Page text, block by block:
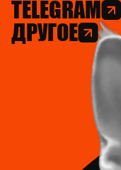
TELEGRAM
ДРУГОЕ